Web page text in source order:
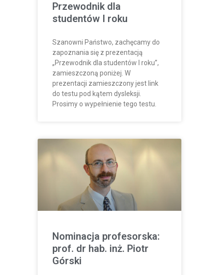
Przewodnik dla
studentów I roku
Szanowni Państwo, zachęcamy do
zapoznania się z prezentacją
„Przewodnik dla studentów I roku”,
zamieszczoną poniżej. W
prezentacji zamieszczony jest link
do testu pod kątem dysleksji.
Prosimy o wypełnienie tego testu.
Nominacja profesorska:
prof. dr hab. inż. Piotr
Górski